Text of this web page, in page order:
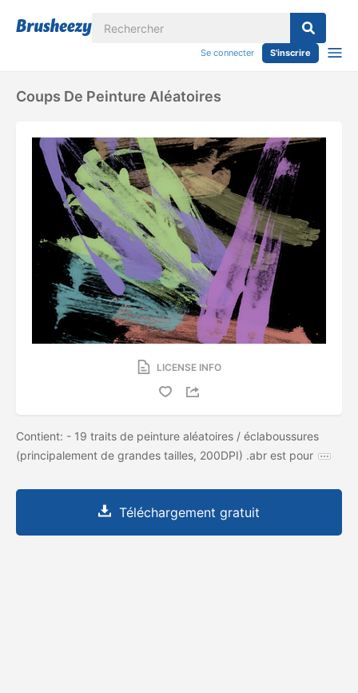
Se connecter S'inscrire
Coups De Peinture Aléatoires
LICENSE INFO
Contient: - 19 traits de peinture aléatoires / éclaboussures
(principalement de grandes tailles, 200DPI) .abr est pour
Téléchargement gratuit